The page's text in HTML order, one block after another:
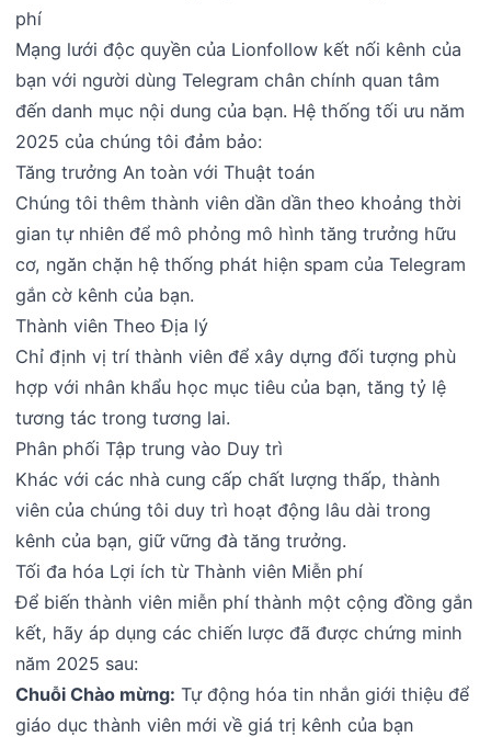
phí
Mạng lưới độc quyền của Lionfollow kết nối kênh của
bạn với người dùng Telegram chân chính quan tâm
đến danh mục nội dung của bạn. Hệ thống tối ưu năm
2025 của chúng tôi đảm bảo:
Tăng trưởng An toàn với Thuật toán
Chúng tôi thêm thành viên dần dần theo khoảng thời
gian tự nhiên để mô phỏng mô hình tăng trưởng hữu
cơ, ngăn chặn hệ thống phát hiện spam của Telegram
gắn cờ kênh của bạn.
Thành viên Theo Địa lý
Chỉ định vị trí thành viên để xây dựng đối tượng phù
hợp với nhân khẩu học mục tiêu của bạn, tăng tỷ lệ
tương tác trong tương lai.
Phân phối Tập trung vào Duy trì
Khác với các nhà cung cấp chất lượng thấp, thành
viên của chúng tôi duy trì hoạt động lâu dài trong
kênh của bạn, giữ vững đà tăng trưởng.
Tối đa hóa Lợi ích từ Thành viên Miễn phí
Để biến thành viên miễn phí thành một cộng đồng gắn
kết, hãy áp dụng các chiến lược đã được chứng minh
năm 2025 sau:
Chuỗi Chào mừng: Tự động hóa tin nhắn giới thiệu để
giáo dục thành viên mới về giá trị kênh của bạn